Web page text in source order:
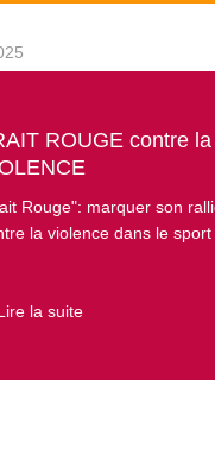
ROUGE contre la
Rouge": marquer son
la violence dans le sport
la suite